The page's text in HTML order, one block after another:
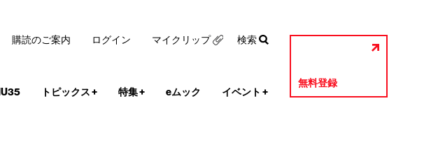
IU35 トピックス+ 特集+ eムック イベント +
無料登録
購読のご案内 ログイン マイクリップ 検索